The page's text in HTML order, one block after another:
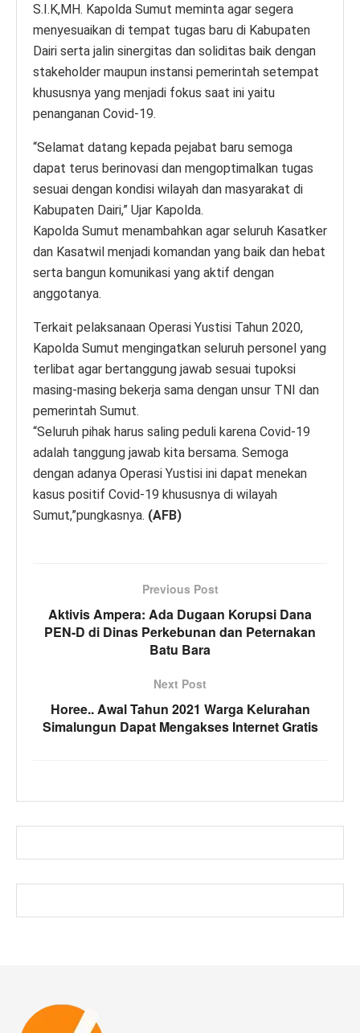
S.I.K,MH. Kapolda Sumut meminta agar segera
menyesuaikan di tempat tugas baru di Kabupaten
Dairi serta jalin sinergitas dan soliditas baik dengan
stakeholder maupun instansi pemerintah setempat
khususnya yang menjadi fokus saat ini yaitu
penanganan Covid-19.
“Selamat datang kepada pejabat baru semoga
dapat terus berinovasi dan mengoptimalkan tugas
sesuai dengan kondisi wilayah dan masyarakat di
Kabupaten Dairi,” Ujar Kapolda.
Kapolda Sumut menambahkan agar seluruh Kasatker
dan Kasatwil menjadi komandan yang baik dan hebat
serta bangun komunikasi yang aktif dengan
anggotanya.
Terkait pelaksanaan Operasi Yustisi Tahun 2020,
Kapolda Sumut mengingatkan seluruh personel yang
terlibat agar bertanggung jawab sesuai tupoksi
masing-masing bekerja sama dengan unsur TNI dan
pemerintah Sumut.
“Seluruh pihak harus saling peduli karena Covid-19
adalah tanggung jawab kita bersama. Semoga
dengan adanya Operasi Yustisi ini dapat menekan
kasus positif Covid-19 khususnya di wilayah
Sumut,”pungkasnya. (AFB)
Previous Post
Aktivis Ampera: Ada Dugaan Korupsi Dana
PEN-D di Dinas Perkebunan dan Peternakan
Batu Bara
Next Post
Horee.. Awal Tahun 2021 Warga Kelurahan
Simalungun Dapat Mengakses Internet Gratis